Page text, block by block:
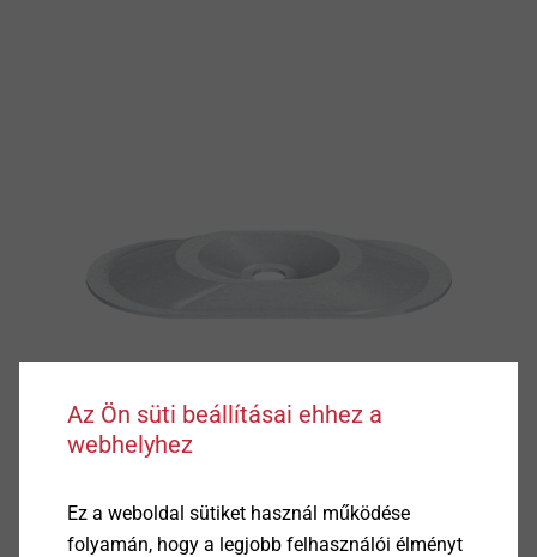
Az Ön süti beállításai ehhez a
webhelyhez
Ez a weboldal sütiket használ működése
folyamán, hogy a legjobb felhasználói élményt